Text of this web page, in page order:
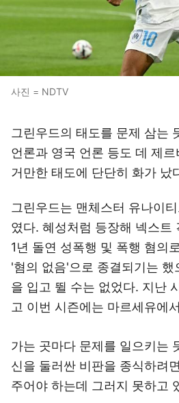
사진 = NDTV
그린우드의 태도를 문제 삼는
언론과 영국 언론 등도 데 제
거만한 태도에 단단히 화가 났
그린우드는 맨체스터 유나이
였다. 혜성처럼 등장해 넥스트
1년 돌연 성폭행 및 폭행 혐의
'혐의 없음'으로 종결되기는 했
을 입고 뛸 수는 없었다. 지난
고 이번 시즌에는 마르세유에
가는 곳마다 문제를 일으키는
신을 둘러싼 비판을 종식하려
주어야 하는데 그러지 못하고